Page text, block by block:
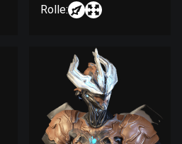
Rolle: